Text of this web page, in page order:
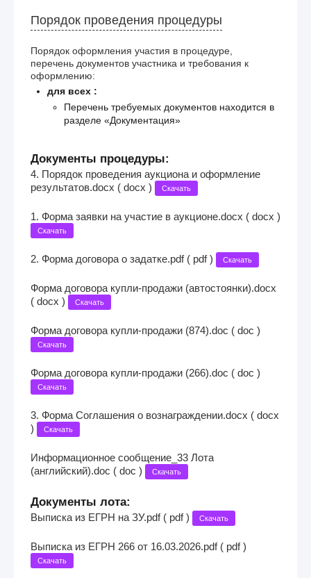
Порядок проведения процедуры
Порядок оформления участия в процедуре,
перечень документов участника и требования к
оформлению:
для всех :
Перечень требуемых документов находится в
разделе «Документация»
Документы процедуры:
4. Порядок проведения аукциона и оформление
результатов.docx ( docx )
Скачать
1. Форма заявки на участие в аукционе.docx ( docx )
Скачать
2. Форма договора о задатке.pdf ( pdf ) Скачать
Форма договора купли-продажи (автостоянки).docx
( docx )
Скачать
Форма договора купли-продажи (874).doc ( doc )
Скачать
Форма договора купли-продажи (266).doc ( doc )
Скачать
3. Форма Соглашения о вознаграждении.docx ( docx
)
Скачать
Информационное сообщение_33 Лота
(английский).doc ( doc )
Скачать
Документы лота:
Выписка из ЕГРН на ЗУ.pdf ( pdf ) Скачать
Выписка из ЕГРН 266 от 16.03.2026.pdf ( pdf )
Скачать